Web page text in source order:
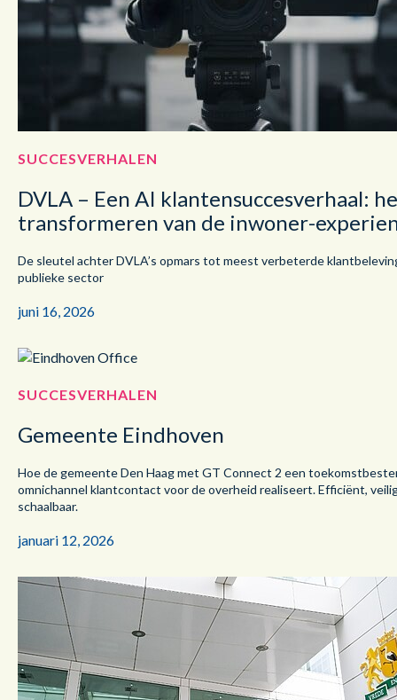
SUCCESVERHALEN
DVLA – Een AI klantensuccesverhaal:
transformeren van de inwoner-
De sleutel achter DVLA’s opmars tot meest verbeterde
publieke sector
juni 16, 2026
SUCCESVERHALEN
Gemeente Eindhoven
Hoe de gemeente Den Haag met GT Connect 2 een
omnichannel klantcontact voor de overheid realiseert. Efficiënt,
schaalbaar.
januari 12, 2026